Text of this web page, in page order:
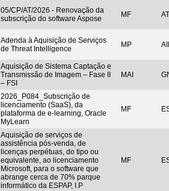
05/CP/AT/2026 - Renovação da
subscrição do software Aspose
MF AT
Adenda à Aquisição de Serviços
de Threat Intelligence
MP
Aquisição de Sistema Captação e
Transmissão de Imagem – Fase II
– FSI
MAI
2026_P084_Subscrição de
licenciamento (SaaS), da
plataforma de e-learning, Oracle
MyLearn
MF
Aquisição de serviços de
assistência pós-venda, de
licenças perpétuas, do tipo ou
equivalente, ao licenciamento
Microsoft, para o software que
abrange cerca de 70% parque
informático da ESPAP, I.P
MF